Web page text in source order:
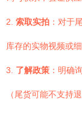
2. 索取实拍 ：对于
库存的实物视频或
3. 了解政策 ：明确
（尾货可能不支持